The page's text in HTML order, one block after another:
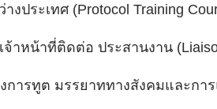
งประเทศ (Protocol Training
จ้าหน้าที่ติดต่อ ประสานงาน
การทูต มรรยาททางสังคมและกา